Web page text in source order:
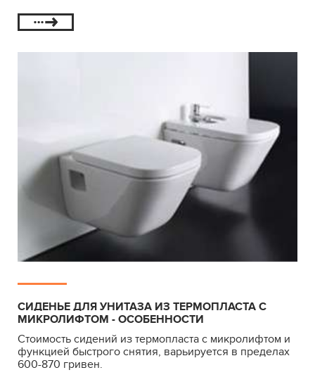
СИДЕНЬЕ ДЛЯ УНИТАЗА ИЗ ТЕРМОПЛАСТА С
МИКРОЛИФТОМ - ОСОБЕННОСТИ
Стоимость сидений из термопласта с микролифтом и
функцией быстрого снятия, варьируется в пределах
600-870 гривен.